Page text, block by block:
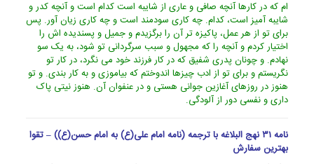
ام که در کارها آنچه صافى و عارى از شایبه است کدام است و آنچه کدر و
شایبه آمیز است، کدام. چه کارى سودمند است و چه کارى زیان آور. پس
براى تو از هر عمل، پاکیزه تر آن را برگزیدم و جمیل و پسندیده اش را
اختیار کردم و آنچه را که مجهول و سبب سرگردانى تو شود، به یک سو
نهادم. و چونان پدرى شفیق که در کار فرزند خود مى نگرد، در کار تو
نگریستم و براى تو از ادب چیزها اندوختم که بیاموزى و به کار بندى. و تو
هنوز در روزهاى آغازین جوانى هستى و در عنفوان آن. هنوز نیتى پاک
دارى و نفسى دور از آلودگى.
نامه ۳۱ نهج البلاغه با ترجمه (نامه امام علی(ع) به امام حسن(ع)) – تقوا
بهترین سفارش